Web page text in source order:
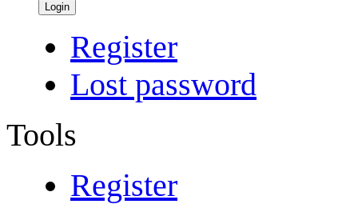
Login
Register
Lost password
Tools
Register